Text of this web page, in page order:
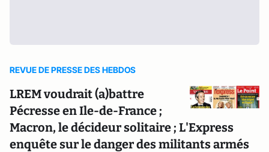
REVUE DE PRESSE DES HEBDOS
LREM voudrait (a)battre
Pécresse en Ile-de-France ;
Macron, le décideur solitaire ; L'Express
enquête sur le danger des militants armés